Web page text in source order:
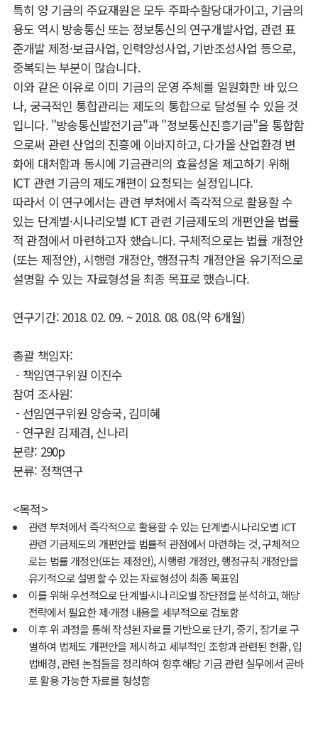
특히 양 기금의 주요재원은 모두 주파수할당대가이고, 기금의
용도 역시 방송통신 또는 정보통신의 연구개발사업, 관련 표
준개발 제정·보급사업, 인력양성사업, 기반조성사업 등으로,
중복되는 부분이 많습니다.
이와 같은 이유로 이미 기금의 운영 주체를 일원화한 바 있으
나, 궁극적인 통합관리는 제도의 통합으로 달성될 수 있을 것
입니다. "방송통신발전기금"과 "정보통신진흥기금"을 통합함
으로써 관련 산업의 진흥에 이바지하고, 다가올 산업환경 변
화에 대처함과 동시에 기금관리의 효율성을 제고하기 위해
ICT 관련 기금의 제도개편이 요청되는 실정입니다.
따라서 이 연구에서는 관련 부처에서 즉각적으로 활용할 수
있는 단계별·시나리오별 ICT 관련 기금제도의 개편안을 법률
적 관점에서 마련하고자 했습니다. 구체적으로는 법률 개정안
(또는 제정안), 시행령 개정안, 행정규칙 개정안을 유기적으로
설명할 수 있는 자료형성을 최종 목표로 했습니다.
연구기간: 2018. 02. 09. ~ 2018. 08. 08.(약 6개월)
총괄 책임자:
- 책임연구위원 이진수
참여 조사원:
- 선임연구위원 양승국, 김미혜
- 연구원 김제겸, 신나리
분량: 290p
분류: 정책연구
<목적>
관련 부처에서 즉각적으로 활용할 수 있는 단계별·시나리오별 ICT
관련 기금제도의 개편안을 법률적 관점에서 마련하는 것, 구체적으
로는 법률 개정안(또는 제정안), 시행령 개정안, 행정규칙 개정안을
유기적으로 설명할 수 있는 자료형성이 최종 목표임
이를 위해 우선적으로 단계별·시나리오별 장단점을 분석하고, 해당
전략에서 필요한 제·개정 내용을 세부적으로 검토함
이후 위 과정을 통해 작성된 자료를 기반으로 단기, 중기, 장기로 구
별하여 법제도 개편안을 제시하고 세부적인 조항과 관련된 현황, 입
법배경, 관련 논점들을 정리하여 향후 해당 기금 관련 실무에서 곧바
로 활용 가능한 자료를 형성함